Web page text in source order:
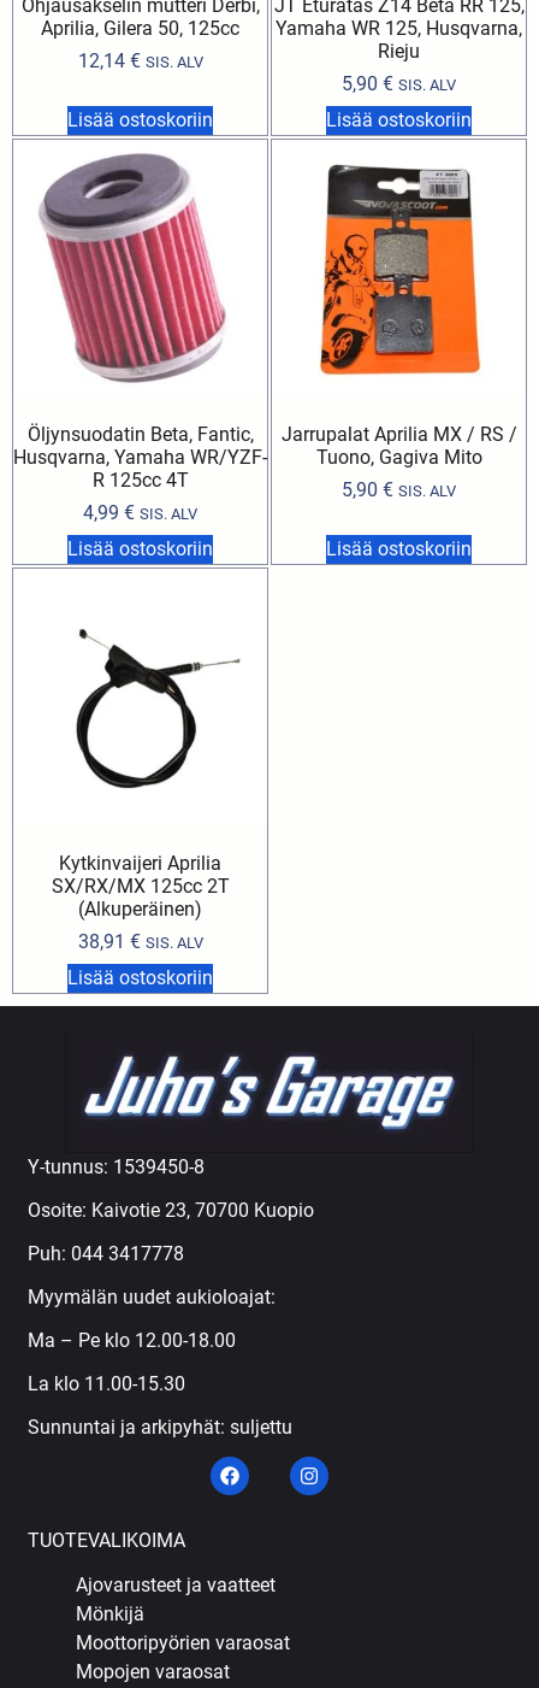
Ohjausakselin mutteri Derbi,
Aprilia, Gilera 50, 125cc
12,14 € SIS. ALV
Lisää ostoskoriin
JT Eturatas Z14 Beta RR 125,
Yamaha WR 125, Husqvarna,
Rieju
5,90 € SIS. ALV
Lisää ostoskoriin
Öljynsuodatin Beta, Fantic,
Husqvarna, Yamaha WR/YZF-
R 125cc 4T
4,99 € SIS. ALV
Lisää ostoskoriin
Jarrupalat Aprilia MX / RS /
Tuono, Gagiva Mito
5,90 € SIS. ALV
Lisää ostoskoriin
Kytkinvaijeri Aprilia
SX/RX/MX 125cc 2T
(Alkuperäinen)
38,91 € SIS. ALV
Lisää ostoskoriin
Y-tunnus: 1539450-8
Osoite: Kaivotie 23, 70700 Kuopio
Puh: 044 3417778
Myymälän uudet aukioloajat:
Ma – Pe klo 12.00-18.00
La klo 11.00-15.30
Sunnuntai ja arkipyhät: suljettu
TUOTEVALIKOIMA
Ajovarusteet ja vaatteet
Mönkijä
Moottoripyörien varaosat
Mopojen varaosat